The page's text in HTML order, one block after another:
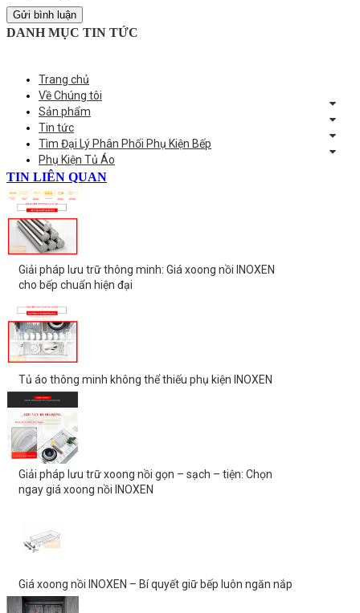
Gửi bình luận
DANH MỤC TIN TỨC
Trang chủ
Về Chúng tôi
Sản phẩm
Tin tức
Tìm Đại Lý Phân Phối Phụ Kiện Bếp
Phụ Kiện Tủ Áo
TIN LIÊN QUAN
Giải pháp lưu trữ thông minh: Giá xoong nồi INOXEN
cho bếp chuẩn hiện đại
Tủ áo thông minh không thể thiếu phụ kiện INOXEN
Giải pháp lưu trữ xoong nồi gọn – sạch – tiện: Chọn
ngay giá xoong nồi INOXEN
Giá xoong nồi INOXEN – Bí quyết giữ bếp luôn ngăn nắp